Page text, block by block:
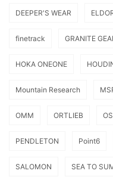
DEEPER'S WEAR
finetrack GRANITE
HOKA ONEONE
Mountain Research
OMM ORTLIEB
PENDLETON Point6
SALOMON SEA TO